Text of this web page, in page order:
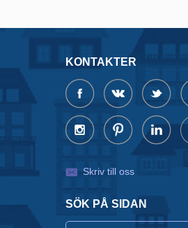
KONTAKTER
Skriv till oss
SÖK PÅ SIDAN